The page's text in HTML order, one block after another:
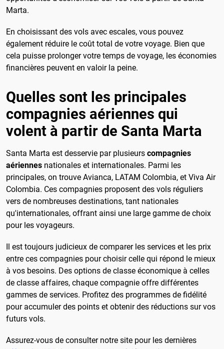
Marta.
En choisissant des vols avec escales, vous pouvez
également réduire le coût total de votre voyage. Bien que
cela puisse prolonger votre temps de voyage, les économies
financières peuvent en valoir la peine.
Quelles sont les principales
compagnies aériennes qui
volent à partir de Santa Marta
Santa Marta est desservie par plusieurs compagnies
aériennes nationales et internationales. Parmi les
principales, on trouve Avianca, LATAM Colombia, et Viva Air
Colombia. Ces compagnies proposent des vols réguliers
vers de nombreuses destinations, tant nationales
qu'internationales, offrant ainsi une large gamme de choix
pour les voyageurs.
Il est toujours judicieux de comparer les services et les prix
entre ces compagnies pour choisir celle qui répond le mieux
à vos besoins. Des options de classe économique à celles
de classe affaires, chaque compagnie offre différentes
gammes de services. Profitez des programmes de fidélité
pour accumuler des points et obtenir des réductions sur vos
futurs vols.
Assurez-vous de consulter notre site pour les dernières